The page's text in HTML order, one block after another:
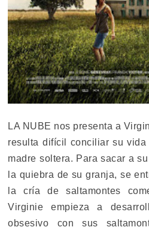
LA NUBE nos presenta a
resulta difícil conciliar su
madre soltera. Para sacar a
la quiebra de su granja, se
la cría de saltamontes
Virginie empieza a
obsesivo con sus